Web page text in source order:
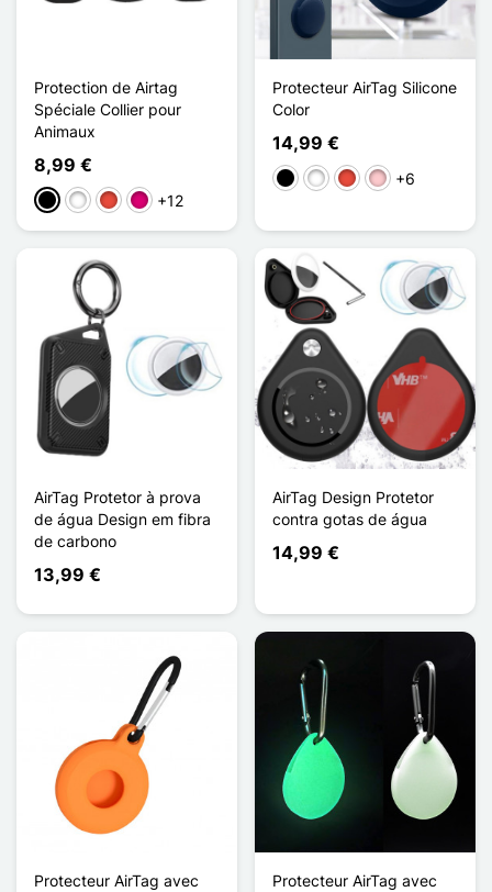
Protection de Airtag
Spéciale Collier pour
Animaux
8,99 €
PretoBrancoVermelho
Magenta
+12
Protecteur AirTag Silicone
Color
14,99 €
PretoBrancoVermelho
Rosa+6
AirTag Protetor à prova
de água Design em fibra
de carbono
13,99 €
AirTag Design Protetor
contra gotas de água
14,99 €
Protecteur AirTag avec
Protecteur AirTag avec